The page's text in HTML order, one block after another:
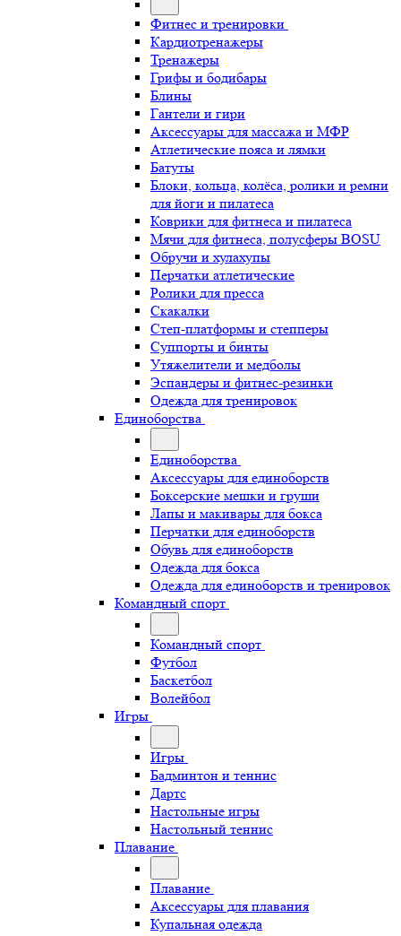
Фитнес и тренировки
Кардиотренажеры
Тренажеры
Грифы и бодибары
Блины
Гантели и гири
Аксессуары для массажа и МФР
Атлетические пояса и лямки
Батуты
Блоки, кольца, колёса, ролики и ремни
для йоги и пилатеса
Коврики для фитнеса и пилатеса
Мячи для фитнеса, полусферы BOSU
Обручи и хулахупы
Перчатки атлетические
Ролики для пресса
Скакалки
Степ-платформы и степперы
Суппорты и бинты
Утяжелители и медболы
Эспандеры и фитнес-резинки
Одежда для тренировок
Единоборства
Единоборства
Аксессуары для единоборств
Боксерские мешки и груши
Лапы и макивары для бокса
Перчатки для единоборств
Обувь для единоборств
Одежда для бокса
Одежда для единоборств и тренировок
Командный спорт
Командный спорт
Футбол
Баскетбол
Волейбол
Игры
Игры
Бадминтон и теннис
Дартс
Настольные игры
Настольный теннис
Плавание
Плавание
Аксессуары для плавания
Купальная одежда